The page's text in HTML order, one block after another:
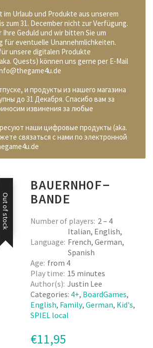
im Urlaub und Produkte aus unserem
zum 31. December nicht zur Verfügung.
Ihre Geduld und wir bitten Sie um
für eventuelle Unannehmlichkeiten.
unsere digitalen Produkte
Quests) können uns gerne per E-Mail
и продукты из нашего магазина
до 31 Декабря. Спасибо вам за
извинения за любые
наши цифровые продукты (aka.
связаться с нами по электронной
Out of stock
BAUERNHOF-
BANDE
Number of players 2 – 4
Language
Italian, English,
French, German,
Spanish
Age from 4
Play time 15 minutes
Author(s) Justin Lee
Categories: 4+, BoardGames,
English, Family, German, Kid's,
SPIEL local
€11,95